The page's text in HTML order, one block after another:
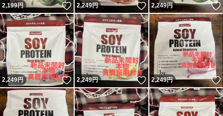
2,199円 いいね！
2,249円 いいね！
2,249円
2,249円 いいね！
2,249円 いいね！
2,249円